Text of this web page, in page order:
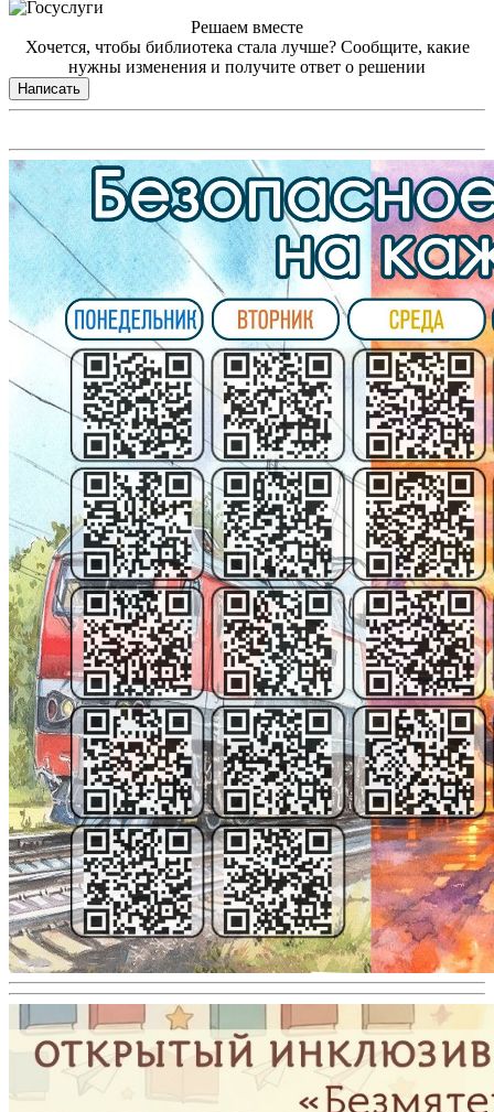
Решаем вместе
Хочется, чтобы библиотека стала лучше? Сообщите, какие
нужны изменения и получите ответ о решении
Написать